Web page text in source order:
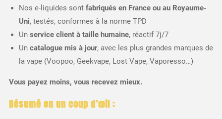
Nos e-liquides sont fabriqués en France ou au Royaume-
Uni, testés, conformes à la norme TPD
Un service client à taille humaine, réactif 7j/7
Un catalogue mis à jour, avec les plus grandes marques de
la vape (Voopoo, Geekvape, Lost Vape, Vaporesso…)
Vous payez moins, vous recevez mieux.
Résumé en un coup d’œil :